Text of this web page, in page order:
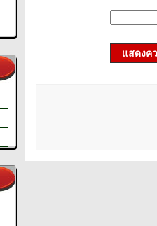
แสดงค